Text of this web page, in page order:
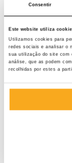
Consentir
Este website utiliza
Utilizamos cookies para
redes sociais e analisar o
sua utilização do site com
análise, que as podem
recolhidas por estes a